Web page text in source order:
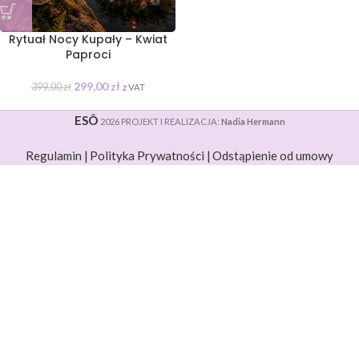
Rytuał Nocy Kupały – Kwiat
Paproci
399,00zł 299,00zł z VAT
ESÔ 2026 PROJEKT I REALIZACJA: Nadia Hermann
Regulamin | Polityka Prywatności | Odstąpienie od umowy